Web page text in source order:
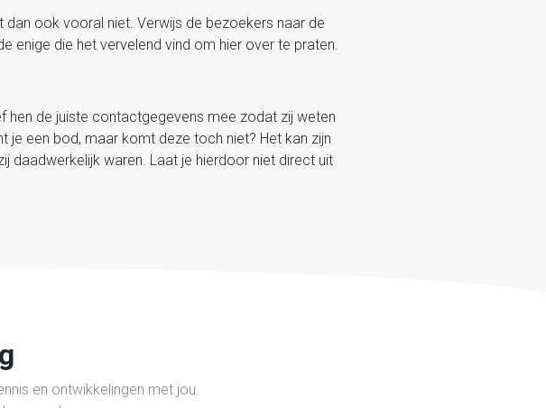
ook vooral niet. Verwijs de bezoekers naar de
enige die het vervelend vind om hier over te praten.
hen de juiste contactgegevens mee zodat zij weten
een bod, maar komt deze toch niet? Het kan zijn
daadwerkelijk waren. Laat je hierdoor niet direct uit
en ontwikkelingen met jou.